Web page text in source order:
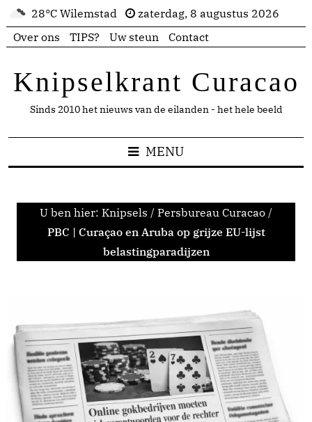
28°C Wilemstad
zaterdag, 8 augustus 2026
Over ons
TIPS? Uw steun Contact
Knipselkrant Curacao
Sinds 2010 het nieuws van de eilanden - het hele beeld
MENU
U ben hier: Knipsels / Persbureau Curacao /
PBC | Curaçao en Aruba op grijze EU-lijst
belastingparadijzen